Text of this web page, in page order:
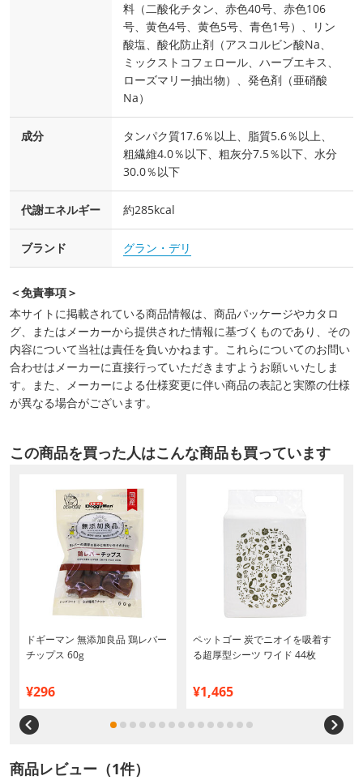
料（二酸化チタン、赤色40号、赤色106
号、黄色4号、黄色5号、青色1号）、リン
酸塩、酸化防止剤（アスコルビン酸Na、
ミックストコフェロール、ハーブエキス、
ローズマリー抽出物）、発色剤（亜硝酸
Na）
成分
タンパク質17.6％以上、脂質5.6％以上、
粗繊維4.0％以下、粗灰分7.5％以下、水分
30.0％以下
代謝エネルギー 約285kcal
ブランド グラン・デリ
＜免責事項＞
本サイトに掲載されている商品情報は、商品パッケージやカタロ
グ、またはメーカーから提供された情報に基づくものであり、その
内容について当社は責任を負いかねます。これらについてのお問い
合わせはメーカーに直接行っていただきますようお願いいたしま
す。また、メーカーによる仕様変更に伴い商品の表記と実際の仕様
が異なる場合がございます。
この商品を買った人はこんな商品も買っています
ドギーマン 無添加良品 鶏レバー
チップス 60g
¥296
ペットゴー 炭でニオイを吸着す
る超厚型シーツ ワイド 44枚
¥1,465
商品レビュー（1件）